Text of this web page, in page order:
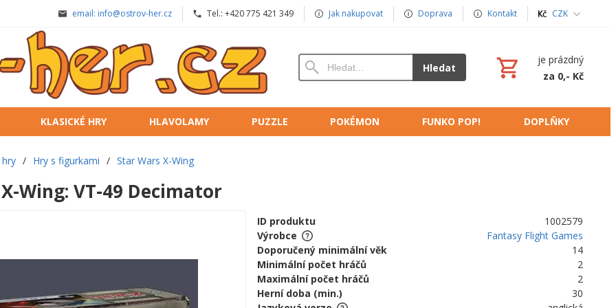
email: info@ostrov-her.cz Tel.: +420 775 421 349 Jak nakupovat Doprava Kontakt CZK
Hledat
je prázdný
za 0,- Kč
KLASICKÉ HRY HLAVOLAMY PUZZLE POKÉMON FUNKO POP! DOPLŇKY
/ Hry s figurkami / Star Wars X-Wing
Wing: VT-49 Decimator
ID produktu
1002579
Výrobce
Fantasy Flight Games
Doporučený minimální věk
14
Minimální počet hráčů
2
Maximální počet hráčů
2
Herní doba (min.)
30